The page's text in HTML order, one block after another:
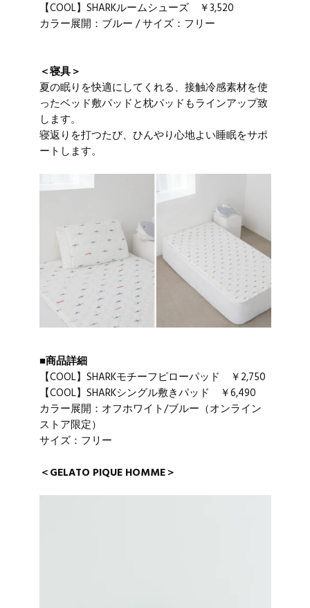
【COOL】SHARKルームシューズ ￥3,520
カラー展開：ブルー / サイズ：フリー
＜寝具＞
夏の眠りを快適にしてくれる、接触冷感素材を使
ったベッド敷パッドと枕パッドもラインアップ致
します。
寝返りを打つたび、ひんやり心地よい睡眠をサポ
ートします。
■商品詳細
【COOL】SHARKモチーフピローパッド ￥2,750
【COOL】SHARKシングル敷きパッド ￥6,490
カラー展開：オフホワイト/ブルー（オンライン
ストア限定）
サイズ：フリー
＜GELATO PIQUE HOMME＞